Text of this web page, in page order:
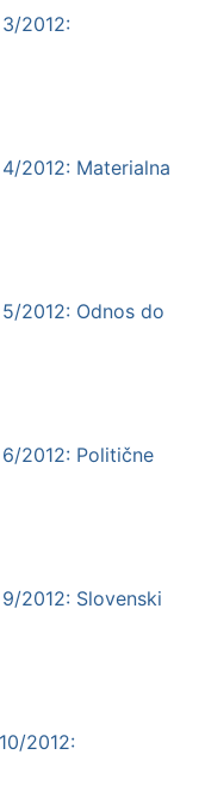
2012:
2012: Materialna
2012: Odnos do
2012: Politične
2012: Slovenski
2012: